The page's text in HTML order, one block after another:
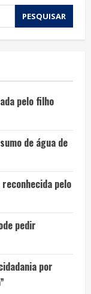
pelo filho
de água de
pelo
pedir
por